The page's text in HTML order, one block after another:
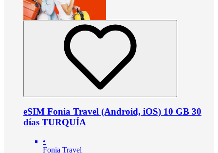
eSIM Fonia Travel (Android, iOS) 10 GB 30
días TURQUÍA
•
Fonia Travel